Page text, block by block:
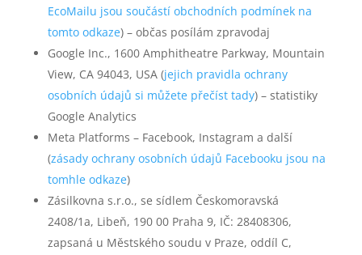
EcoMailu jsou součástí obchodních podmínek na
tomto odkaze) – občas posílám zpravodaj
Google Inc., 1600 Amphitheatre Parkway, Mountain
View, CA 94043, USA (jejich pravidla ochrany
osobních údajů si můžete přečíst tady) – statistiky
Google Analytics
Meta Platforms – Facebook, Instagram a další
(zásady ochrany osobních údajů Facebooku jsou na
tomhle odkaze)
Zásilkovna s.r.o., se sídlem Českomoravská
2408/1a, Libeň, 190 00 Praha 9, IČ: 28408306,
zapsaná u Městského soudu v Praze, oddíl C,